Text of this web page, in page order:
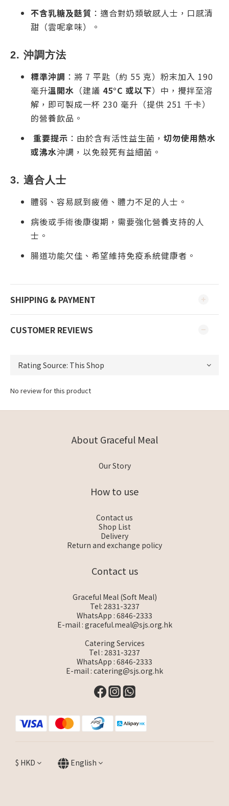
不含乳糖及麩質 ：適合對奶類敏感人士，口感清
甜（雲呢拿味）。
2. 沖調方法
標準沖調 ：將 7 平匙（約 55 克）粉末加入 190
毫升溫開水 （建議 45°C 或以下）中，攪拌至溶
解，即可製成一杯 230 毫升（提供 251 千卡）
的營養飲品。
重要提示 ：由於含有活性益生菌， 切勿使用熱水
或沸水沖調，以免殺死有益細菌。
3. 適合人士
體弱、容易感到疲倦、體力不足的人士。
病後或手術後康復期，需要強化營養支持的人
士。
腸道功能欠佳、希望維持免疫系統健康者。
SHIPPING & PAYMENT
CUSTOMER REVIEWS
No review for this product
About Graceful Meal
Our Story
How to use
Contact us
Shop List
Delivery
Return and exchange policy
Contact us
Graceful Meal (Soft Meal)
Tel: 2831-3237
WhatsApp : 6846-2333
E-mail : graceful.meal@sjs.org.hk
Catering Services
Tel : 2831-3237
WhatsApp : 6846-2333
E-mail : catering@sjs.org.hk
$ HKD English